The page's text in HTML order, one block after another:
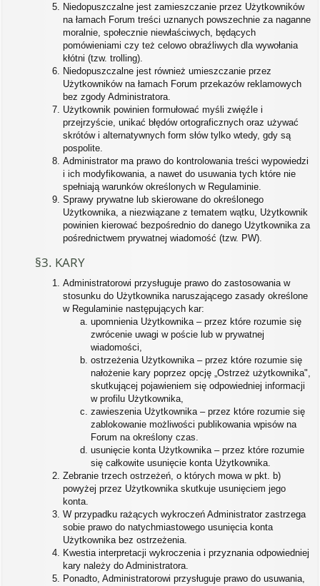
Niedopuszczalne jest zamieszczanie przez Użytkowników
na łamach Forum treści uznanych powszechnie za naganne
moralnie, społecznie niewłaściwych, będących
pomówieniami czy też celowo obraźliwych dla wywołania
kłótni (tzw. trolling).
Niedopuszczalne jest również umieszczanie przez
Użytkowników na łamach Forum przekazów reklamowych
bez zgody Administratora.
Użytkownik powinien formułować myśli zwięźle i
przejrzyście, unikać błędów ortograficznych oraz używać
skrótów i alternatywnych form słów tylko wtedy, gdy są
pospolite.
Administrator ma prawo do kontrolowania treści wypowiedzi
i ich modyfikowania, a nawet do usuwania tych które nie
spełniają warunków określonych w Regulaminie.
Sprawy prywatne lub skierowane do określonego
Użytkownika, a niezwiązane z tematem wątku, Użytkownik
powinien kierować bezpośrednio do danego Użytkownika za
pośrednictwem prywatnej wiadomość (tzw. PW).
§3. KARY
Administratorowi przysługuje prawo do zastosowania w
stosunku do Użytkownika naruszającego zasady określone
w Regulaminie następujących kar:
upomnienia Użytkownika – przez które rozumie się
zwrócenie uwagi w poście lub w prywatnej
wiadomości,
ostrzeżenia Użytkownika – przez które rozumie się
nałożenie kary poprzez opcję „Ostrzeż użytkownika",
skutkującej pojawieniem się odpowiedniej informacji
w profilu Użytkownika,
zawieszenia Użytkownika – przez które rozumie się
zablokowanie możliwości publikowania wpisów na
Forum na określony czas.
usunięcie konta Użytkownika – przez które rozumie
się całkowite usunięcie konta Użytkownika.
Zebranie trzech ostrzeżeń, o których mowa w pkt. b)
powyżej przez Użytkownika skutkuje usunięciem jego
konta.
W przypadku rażących wykroczeń Administrator zastrzega
sobie prawo do natychmiastowego usunięcia konta
Użytkownika bez ostrzeżenia.
Kwestia interpretacji wykroczenia i przyznania odpowiedniej
kary należy do Administratora.
Ponadto, Administratorowi przysługuje prawo do usuwania,